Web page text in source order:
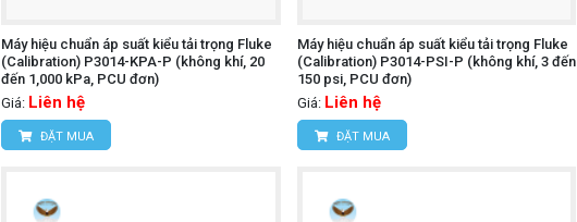
Máy hiệu chuẩn áp suất kiểu tải trọng Fluke
(Calibration) P3014-KPA-P (không khí, 20
đến 1,000 kPa, PCU đơn)
Giá: Liên hệ
ĐẶT MUA
Máy hiệu chuẩn áp suất kiểu tải trọng Fluke
(Calibration) P3014-PSI-P (không khí, 3 đến
150 psi, PCU đơn)
Giá: Liên hệ
ĐẶT MUA